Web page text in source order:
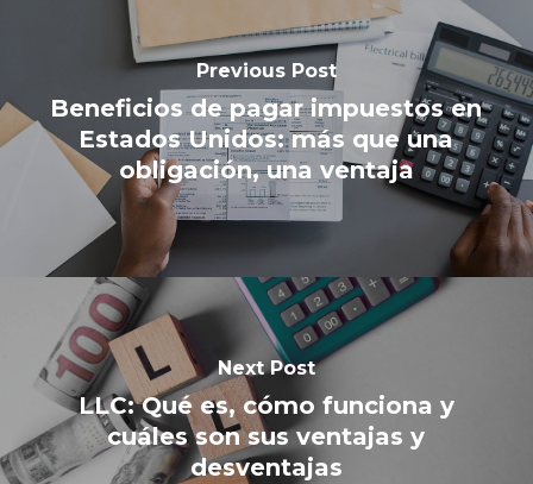
Previous Post
Beneficios de pagar impuestos en
Estados Unidos: más que una
obligación, una ventaja
Next Post
LLC: Qué es, cómo funciona y
cuáles son sus ventajas y
desventajas